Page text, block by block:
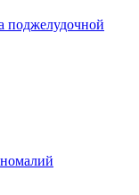
поджелудочной